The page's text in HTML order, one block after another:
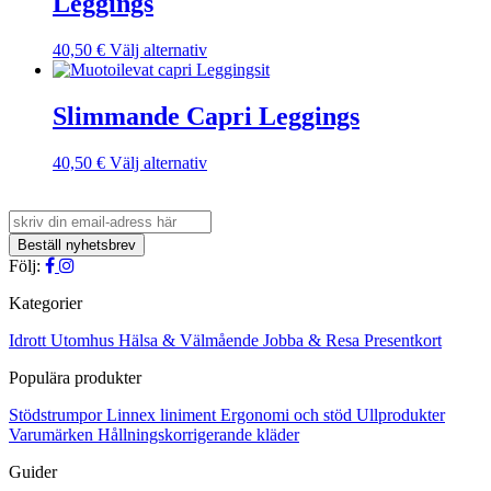
40,50 € Välj alternativDen
här
flera
De
alternativen
Slimmande Capri Leggings
40,50 € Välj alternativDen
kan
Följ:
Kategorier
Idrott Utomhus Hälsa & Välmående Jobba & Resa Presentkort
Populära produkter
StödstrumporLinnex liniment Ergonomi och stöd Ullprodukter
Varumärken Hållningskorrigerande kläder
Guider